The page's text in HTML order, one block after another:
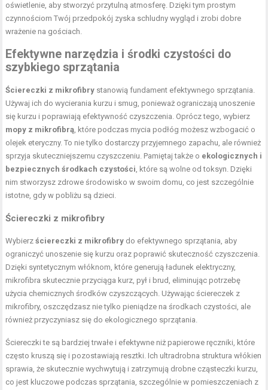
oświetlenie, aby stworzyć przytulną atmosferę. Dzięki tym prostym
czynnościom Twój przedpokój zyska schludny wygląd i zrobi dobre
wrażenie na gościach.
Efektywne narzędzia i środki czystości do
szybkiego sprzątania
Ściereczki z mikrofibry stanowią fundament efektywnego sprzątania.
Używaj ich do wycierania kurzu i smug, ponieważ ograniczają unoszenie
się kurzu i poprawiają efektywność czyszczenia. Oprócz tego, wybierz
mopy z mikrofibrą, które podczas mycia podłóg możesz wzbogacić o
olejek eteryczny. To nie tylko dostarczy przyjemnego zapachu, ale również
sprzyja skuteczniejszemu czyszczeniu. Pamiętaj także o ekologicznych i
bezpiecznych środkach czystości, które są wolne od toksyn. Dzięki
nim stworzysz zdrowe środowisko w swoim domu, co jest szczególnie
istotne, gdy w pobliżu są dzieci.
Ściereczki z mikrofibry
Wybierzściereczki z mikrofibry do efektywnego sprzątania, aby
ograniczyć unoszenie się kurzu oraz poprawić skuteczność czyszczenia.
Dzięki syntetycznym włóknom, które generują ładunek elektryczny,
mikrofibra skutecznie przyciąga kurz, pył i brud, eliminując potrzebę
użycia chemicznych środków czyszczących. Używając ściereczek z
mikrofibry, oszczędzasz nie tylko pieniądze na środkach czystości, ale
również przyczyniasz się do ekologicznego sprzątania.
Ściereczki te są bardziej trwałe i efektywne niż papierowe ręczniki, które
często kruszą się i pozostawiają resztki. Ich ultradrobna struktura włókien
sprawia, że skutecznie wychwytują i zatrzymują drobne cząsteczki kurzu,
co jest kluczowe podczas sprzątania, szczególnie w pomieszczeniach z